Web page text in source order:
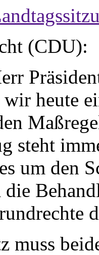
(CDU):
heute
steht
um den
die
muss